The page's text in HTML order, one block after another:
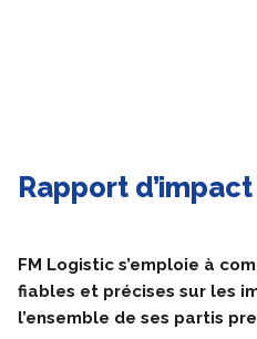
Rapport d’impact
FM Logistic s’emploie à
fiables et précises sur les
l’ensemble de ses partis